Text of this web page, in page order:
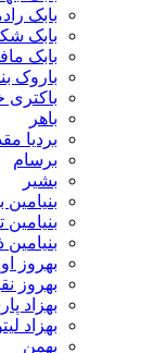
بابک رادمنش
بابک شکارچی
بابک مافی
باروک بند و
باکتری خان
باهر
بردیا مقدم
برسام
بشیر
بنیامین بهادری
بنیامین توحید
بنیامین ذاکری
بهروز
بهروز نقویان
بهزاد پارسایی
بهزاد لیتو و
بهمن